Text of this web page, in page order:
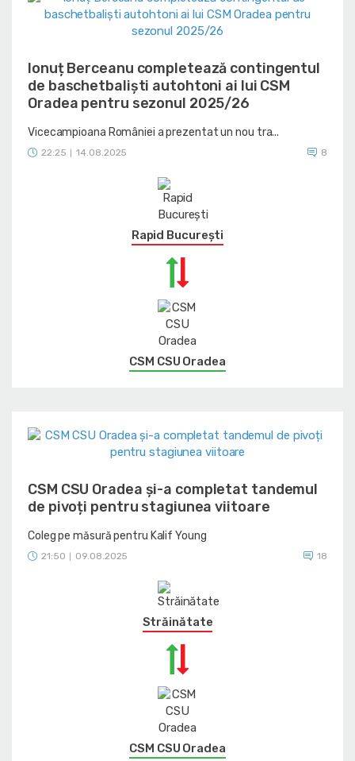
Ionuț Berceanu completează contingentul
de baschetbaliști autohtoni ai lui CSM
Oradea pentru sezonul 2025/26
Vicecampioana României a prezentat un nou tra...
22:25 14.08.2025 8
Rapid București
CSM CSU Oradea
CSM CSU Oradea și-a completat tandemul
de pivoți pentru stagiunea viitoare
Coleg pe măsură pentru Kalif Young
21:50 09.08.2025 18
Străinătate
CSM CSU Oradea